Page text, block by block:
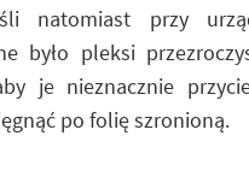
natomiast przy
było pleksi
je nieznacznie
po folię szronioną.